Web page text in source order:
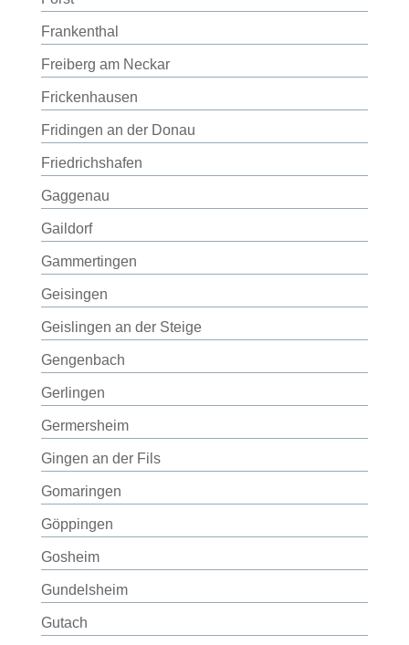
Frankenthal
Freiberg am Neckar
Frickenhausen
Fridingen an der Donau
Friedrichshafen
Gaggenau
Gaildorf
Gammertingen
Geisingen
Geislingen an der Steige
Gengenbach
Gerlingen
Germersheim
Gingen an der Fils
Gomaringen
Göppingen
Gosheim
Gundelsheim
Gutach